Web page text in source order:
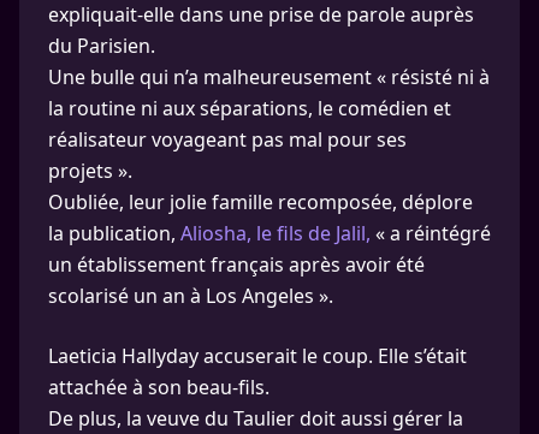
expliquait-elle dans une prise de parole auprès
du Parisien.
Une bulle qui n’a malheureusement « résisté ni à
la routine ni aux séparations, le comédien et
réalisateur voyageant pas mal pour ses
projets ».
Oubliée, leur jolie famille recomposée, déplore
la publication, Aliosha, le fils de Jalil, « a réintégré
un établissement français après avoir été
scolarisé un an à Los Angeles ».
Laeticia Hallyday accuserait le coup. Elle s’était
attachée à son beau-fils.
De plus, la veuve du Taulier doit aussi gérer la